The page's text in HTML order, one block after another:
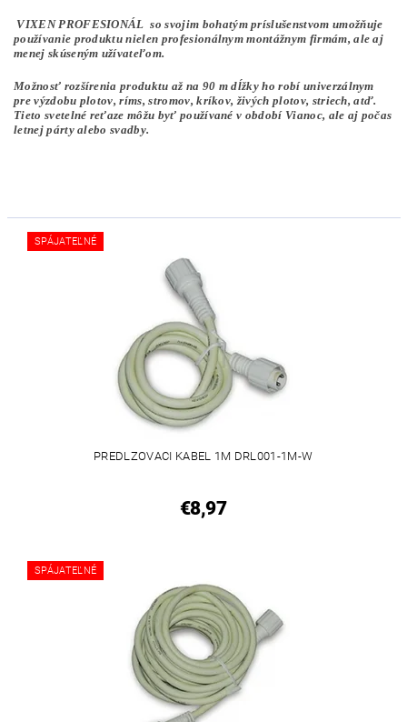
VIXEN PROFESIONÁL so svojim bohatým príslušenstvom umožňuje
používanie produktu nielen profesionálnym montážnym firmám, ale aj
menej skúseným užívateľom.
Možnosť rozšírenia produktu až na 90 m dĺžky ho robí univerzálnym
pre výzdobu plotov, ríms, stromov, kríkov, živých plotov, striech, atď.
Tieto svetelné reťaze môžu byť používané v období Vianoc, ale aj počas
letnej párty alebo svadby.
SPÁJATEĽNÉ
PREDLZOVACI KABEL 1M DRL001-1M-W
€8,97
SPÁJATEĽNÉ